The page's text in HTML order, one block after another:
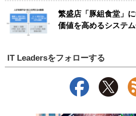
繁盛店「豚組食堂」
価値を高めるシステ
IT Leadersをフォローする